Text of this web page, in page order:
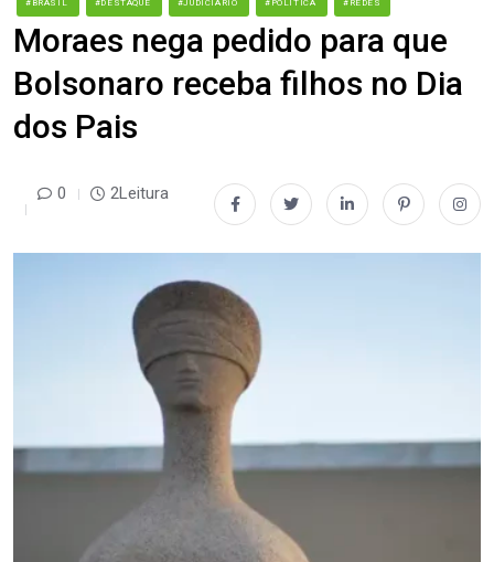
#BRASIL #DESTAQUE #JUDICIÁRIO #POLÍTICA #REDES
Moraes nega pedido para que
Bolsonaro receba filhos no Dia
dos Pais
0 2Leitura